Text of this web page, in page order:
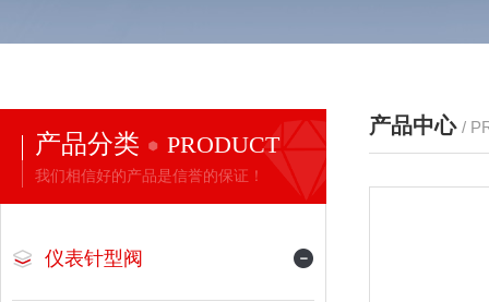
产品分类 PRODUCT
我们相信好的产品是信誉的保证！
仪表针型阀
产品中心 /